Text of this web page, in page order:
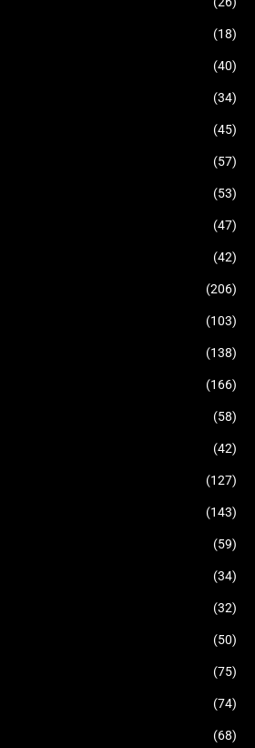
(18)
(40)
(34)
(45)
(57)
(53)
(47)
(42)
(206)
(103)
(138)
(166)
(58)
(42)
(127)
(143)
(59)
(34)
(32)
(50)
(75)
(74)
(68)